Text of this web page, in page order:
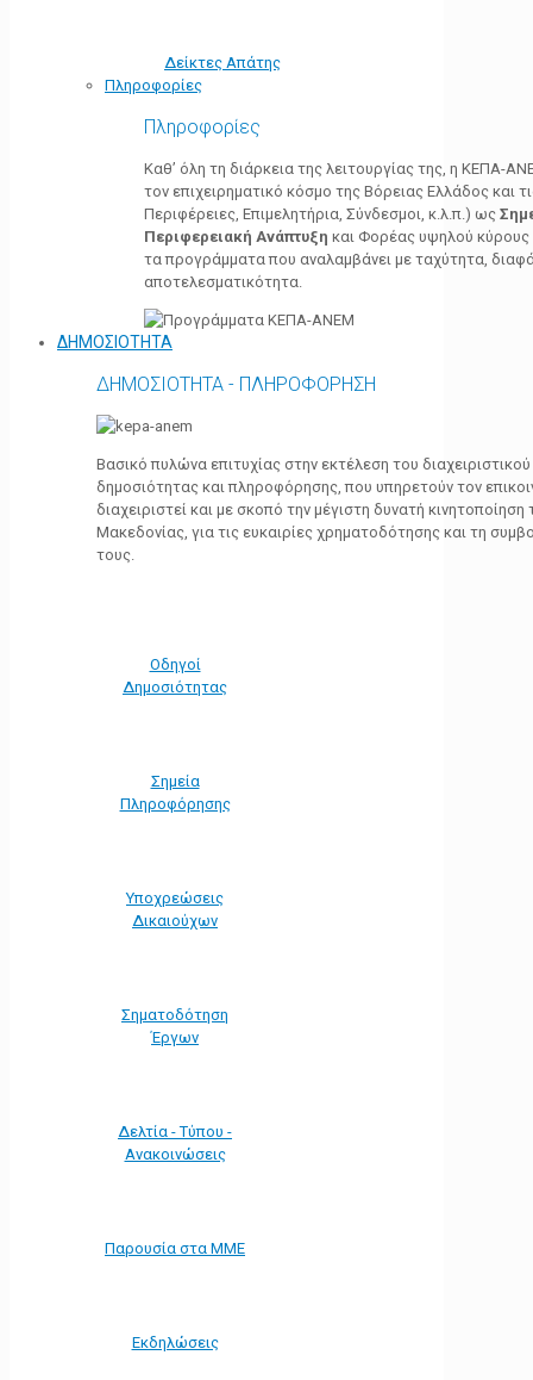
Δείκτες Απάτης
Πληροφορίες
Πληροφορίες
Καθ’ όλη τη διάρκεια της λειτουργίας της, η ΚΕΠΑ-
τον επιχειρηματικό κόσμο της Βόρειας Ελλάδος και
Περιφέρειες, Επιμελητήρια, Σύνδεσμοι, κ.λ.π.) ως
Περιφερειακή Ανάπτυξη και Φορέας υψηλού κύρους
τα προγράμματα που αναλαμβάνει με ταχύτητα,
αποτελεσματικότητα.
ΔΗΜΟΣΙΟΤΗΤΑ
ΔΗΜΟΣΙΟΤΗΤΑ - ΠΛΗΡΟΦΟΡΗΣΗ
Βασικό πυλώνα επιτυχίας στην εκτέλεση του
δημοσιότητας και πληροφόρησης, που υπηρετούν τον
διαχειριστεί και με σκοπό την μέγιστη δυνατή
Μακεδονίας, για τις ευκαιρίες χρηματοδότησης και τη
τους.
Οδηγοί
Δημοσιότητας
Σημεία
Πληροφόρησης
Υποχρεώσεις
Δικαιούχων
Σηματοδότηση
Έργων
Δελτία - Τύπου -
Ανακοινώσεις
Παρουσία στα ΜΜΕ
Εκδηλώσεις